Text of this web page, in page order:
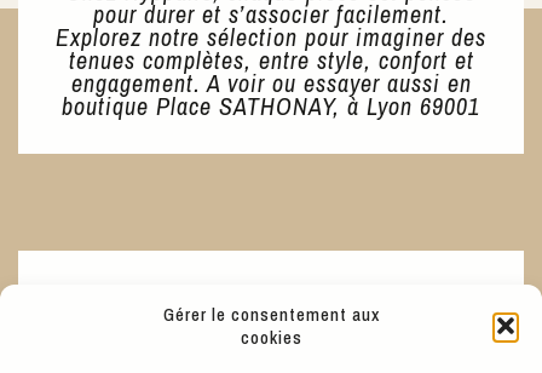
Gérer le consentement aux
cookies
pour durer et s’associer facilement.
Explorez notre sélection pour imaginer des
tenues complètes, entre style, confort et
engagement. A voir ou essayer aussi en
boutique Place SATHONAY, à Lyon 69001